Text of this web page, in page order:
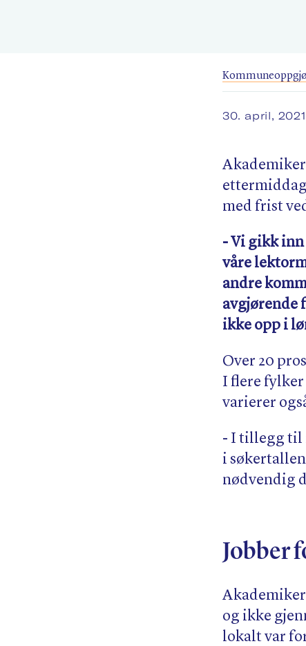
30. april, 2021
med frist
- Vi gikk
våre
andre
avgjørende
ikke opp i
Over 20
I flere
varierer
- I tillegg til
i
nødvendig
Jobber
og ikke
lokalt var